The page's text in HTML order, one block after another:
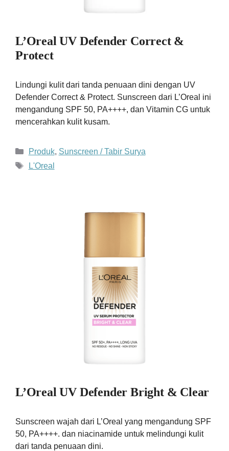
L’Oreal UV Defender Correct &
Protect
Lindungi kulit dari tanda penuaan dini dengan UV
Defender Correct & Protect. Sunscreen dari L’Oreal ini
mengandung SPF 50, PA++++, dan Vitamin CG untuk
mencerahkan kulit kusam.
Kategori
Produk, Sunscreen / Tabir Surya
Tag
L'Oreal
L’Oreal UV Defender Bright & Clear
Sunscreen wajah dari L’Oreal yang mengandung SPF
50, PA++++. dan niacinamide untuk melindungi kulit
dari tanda penuaan dini.